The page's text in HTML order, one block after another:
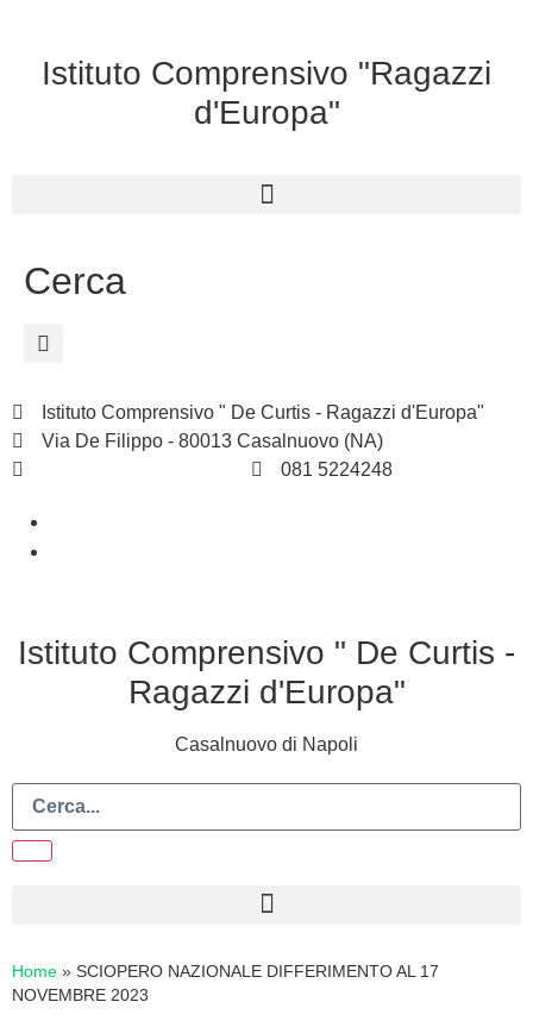
Istituto Comprensivo "Ragazzi
d'Europa"
Cerca
Istituto Comprensivo " De Curtis - Ragazzi d'Europa"
Via De Filippo - 80013 Casalnuovo (NA)
081 5224248
Istituto Comprensivo " De Curtis -
Ragazzi d'Europa"
Casalnuovo di Napoli
Home » SCIOPERO NAZIONALE DIFFERIMENTO AL 17
NOVEMBRE 2023